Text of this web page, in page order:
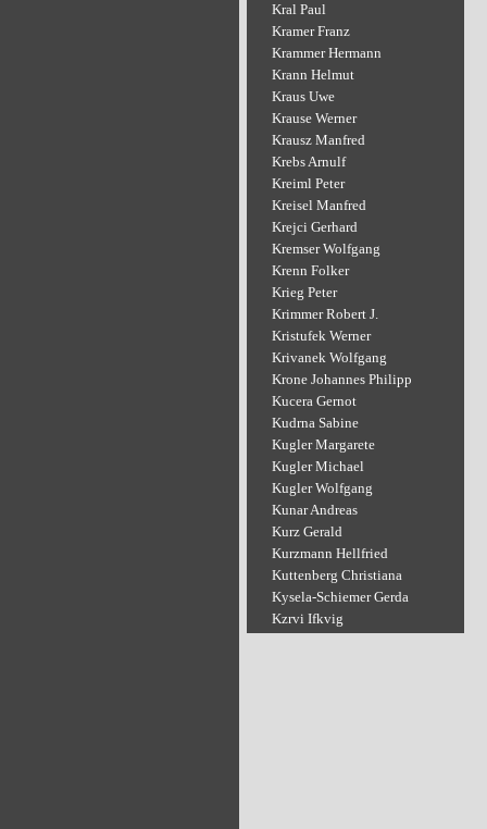
Kral Paul
Kramer Franz
Krammer Hermann
Krann Helmut
Kraus Uwe
Krause Werner
Krausz Manfred
Krebs Arnulf
Kreiml Peter
Kreisel Manfred
Krejci Gerhard
Kremser Wolfgang
Krenn Folker
Krieg Peter
Krimmer Robert J.
Kristufek Werner
Krivanek Wolfgang
Krone Johannes Philipp
Kucera Gernot
Kudrna Sabine
Kugler Margarete
Kugler Michael
Kugler Wolfgang
Kunar Andreas
Kurz Gerald
Kurzmann Hellfried
Kuttenberg Christiana
Kysela-Schiemer Gerda
Kzrvi Ifkvig